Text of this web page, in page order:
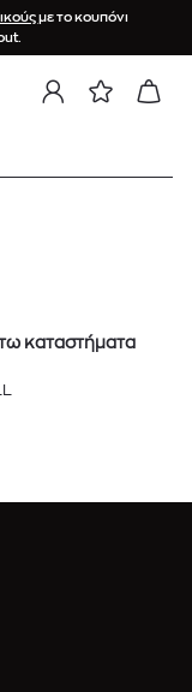
με το κουπόνι
καταστήματα